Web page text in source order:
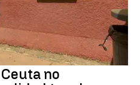
no